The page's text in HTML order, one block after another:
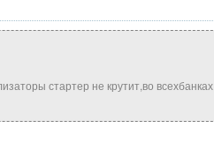
стартер не крутит,во всехбанках